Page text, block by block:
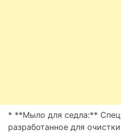
* **Мыло для седла:**
разработанное для